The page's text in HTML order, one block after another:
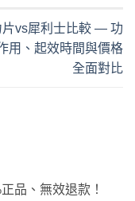
片vs犀利士比較 — 功
用、起效時間與價格
全面對比
品、無效退款！